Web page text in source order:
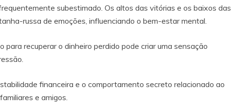
subestimado. Os altos das vitórias e os baixos das
russa de emoções, influenciando o bem-estar mental.
para recuperar o dinheiro perdido pode criar uma sensação
financeira e o comportamento secreto relacionado ao
e amigos.